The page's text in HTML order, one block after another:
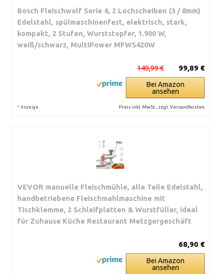
Bosch Fleischwolf Serie 4, 2 Lochscheiben (3 / 8mm)
Edelstahl, spülmaschinenfest, elektrisch, stark,
kompakt, 2 Stufen, Wurststopfer, 1.900 W,
weiß/schwarz, MultiPower MFWS420W
99,89 €
149,99 €
Bei Amazon
ansehen
* Anzeige Preis inkl. MwSt., zzgl. Versandkosten
VEVOR manuelle Fleischmühle, alle Teile Edelstahl,
handbetriebene Fleischmahlmaschine mit
Tischklemme, 2 Schleifplatten & Wurstfüller, ideal
für Zuhause Küche Restaurant Metzgergeschäft
68,90 €
Bei Amazon
ansehen